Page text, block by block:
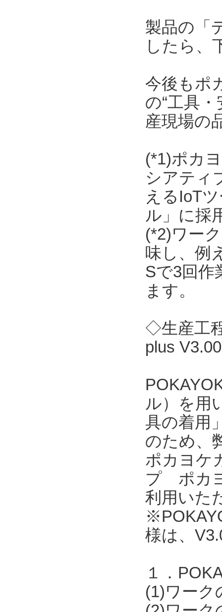
製品の「
したら、
今後もポ
の“工具
産現場の
(*1)ポカ
シアティ
えるIoT
ル」に採
(*2)ワー
味し、例
Sで3回作
ます。
◇生産工
plus
ル）を用
具の着用
のため、
ポカヨケ
プ ポカ
利用いた
様は、
１．
(1)ワーク